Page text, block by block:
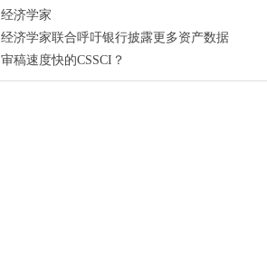
经济学家
经济学家联合呼吁银行披露更多资产数据
审稿速度快的CSSCI？